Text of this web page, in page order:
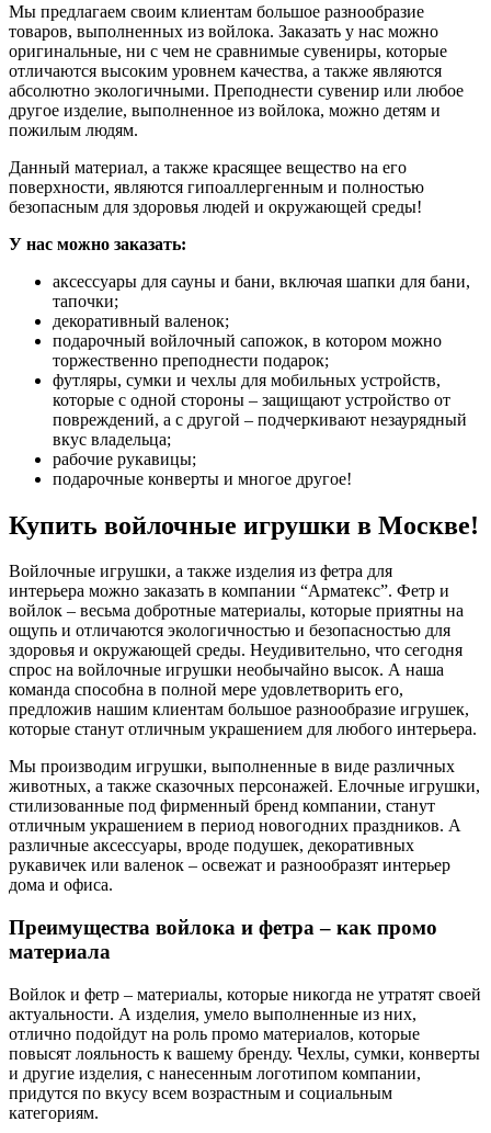
Мы предлагаем своим клиентам большое разнообразие
товаров, выполненных из войлока. Заказать у нас можно
оригинальные, ни с чем не сравнимые сувениры, которые
отличаются высоким уровнем качества, а также являются
абсолютно экологичными. Преподнести сувенир или любое
другое изделие, выполненное из войлока, можно детям и
пожилым людям.
Данный материал, а также красящее вещество на его
поверхности, являются гипоаллергенным и полностью
безопасным для здоровья людей и окружающей среды!
У нас можно заказать:
аксессуары для сауны и бани, включая шапки для бани,
тапочки;
декоративный валенок;
подарочный войлочный сапожок, в котором можно
торжественно преподнести подарок;
футляры, сумки и чехлы для мобильных устройств,
которые с одной стороны – защищают устройство от
повреждений, а с другой – подчеркивают незаурядный
вкус владельца;
рабочие рукавицы;
подарочные конверты и многое другое!
Купить войлочные игрушки в Москве!
Войлочные игрушки, а также изделия из фетра для
интерьера можно заказать в компании “Арматекс”. Фетр и
войлок – весьма добротные материалы, которые приятны на
ощупь и отличаются экологичностью и безопасностью для
здоровья и окружающей среды. Неудивительно, что сегодня
спрос на войлочные игрушки необычайно высок. А наша
команда способна в полной мере удовлетворить его,
предложив нашим клиентам большое разнообразие игрушек,
которые станут отличным украшением для любого интерьера.
Мы производим игрушки, выполненные в виде различных
животных, а также сказочных персонажей. Елочные игрушки,
стилизованные под фирменный бренд компании, станут
отличным украшением в период новогодних праздников. А
различные аксессуары, вроде подушек, декоративных
рукавичек или валенок – освежат и разнообразят интерьер
дома и офиса.
Преимущества войлока и фетра – как промо
материала
Войлок и фетр – материалы, которые никогда не утратят своей
актуальности. А изделия, умело выполненные из них,
отлично подойдут на роль промо материалов, которые
повысят лояльность к вашему бренду. Чехлы, сумки, конверты
и другие изделия, с нанесенным логотипом компании,
придутся по вкусу всем возрастным и социальным
категориям.